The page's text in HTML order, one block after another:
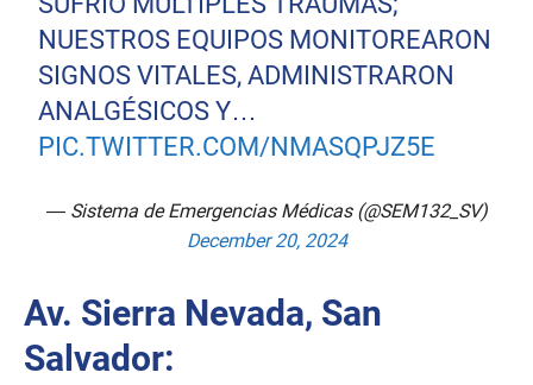
NUESTROS EQUIPOS MONITOREARON
SIGNOS VITALES, ADMINISTRARON
ANALGÉSICOS Y…
PIC.TWITTER.COM/NMASQPJZ5E
— Sistema de Emergencias Médicas (@SEM132_SV)
December 20, 2024
Av. Sierra Nevada, San
Salvador: